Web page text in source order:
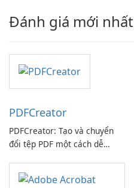
Đánh giá mới nhất
PDFCreator
PDFCreator: Tạo và chuyển
đổi tệp PDF một cách dễ